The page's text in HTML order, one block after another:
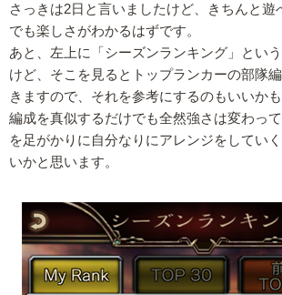
さっきは2日と言いましたけど、きちんと遊
でも楽しさがわかるはずです。
あと、左上に「シーズンランキング」とい
けど、そこを見るとトップランカーの部隊
きますので、それを参考にするのもいいかも
編成を真似するだけでも全然強さは変わっ
を足がかりに自分なりにアレンジをしてい
いかと思います。